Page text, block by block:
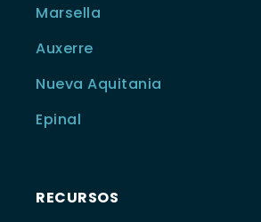
Marsella
Auxerre
Nueva Aquitania
Epinal
RECURSOS